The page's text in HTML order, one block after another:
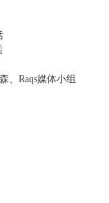
辞
对话
对话
媒体小组
性？
介